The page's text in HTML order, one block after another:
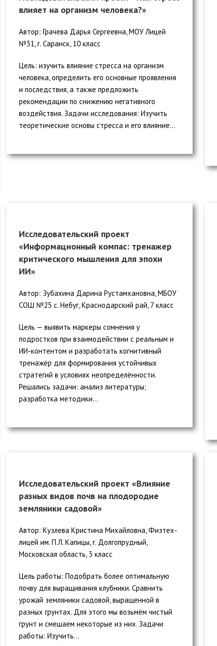
влияет на организм человека?»
Автор: Грачева Дарья Сергеевна, МОУ Лицей
№31, г. Саранск, 10 класс
Цель: изучить влияние стресса на организм
человека, определить его основные проявления
и последствия, а также предложить
рекомендации по снижению негативного
воздействия. Задачи исследования: Изучить
теоретические основы стресса и его влияние...
Исследовательский проект
«Информационный компас: тренажер
критического мышления для эпохи
ИИ»
Автор: Зубахина Дарина Рустамхановна, МБОУ
СОШ №25 с. Небуг, Краснодарский рай, 7 класс
Цель — выявить маркеры сомнения у
подростков при взаимодействии с реальным и
ИИ-контентом и разработать когнитивный
тренажёр для формирования устойчивых
стратегий в условиях неопределённости.
Решались задачи: анализ литературы;
разработка методики...
Исследовательский проект «Влияние
разных видов почв на плодородие
земляники садовой»
Автор: Кузлева Кристина Михайловна, Физтех-
лицей им. П.Л. Капицы, г. Долгопрудный,
Московская область, 3 класс
Цель работы: Подобрать более оптимальную
почву для выращивания клубники. Сравнить
урожай земляники садовой, выращенной в
разных грунтах. Для этого мы возьмём чистый
грунт и смешаем некоторые из них. Задачи
работы: Изучить...